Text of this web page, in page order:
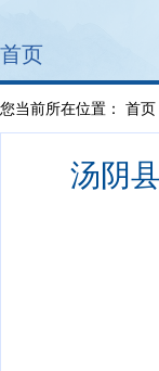
首页
您当前所在位置： 首页
汤阴